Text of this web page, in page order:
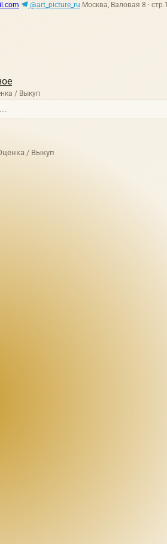
@art_picture_ru Москва, Валовая 8 · стр.1
/ Выкуп
/ Выкуп